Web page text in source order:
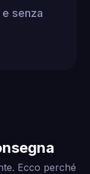
senza
Ecco perché